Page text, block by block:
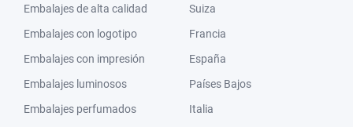
Embalajes de alta calidad
Embalajes con logotipo
Embalajes con impresión
Embalajes luminosos
Embalajes perfumados
Suiza
Francia
España
Países Bajos
Italia